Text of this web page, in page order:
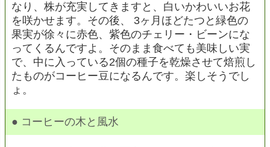
なり、株が充実してきますと、白いかわいいお花
を咲かせます。その後、 3ヶ月ほどたつと緑色の
果実が徐々に赤色、紫色のチェリー・ビーンにな
ってくるんですよ。そのまま食べても美味しい実
で、中に入っている2個の種子を乾燥させて焙煎し
たものがコーヒー豆になるんです。楽しそうでし
ょ。
● コーヒーの木と風水